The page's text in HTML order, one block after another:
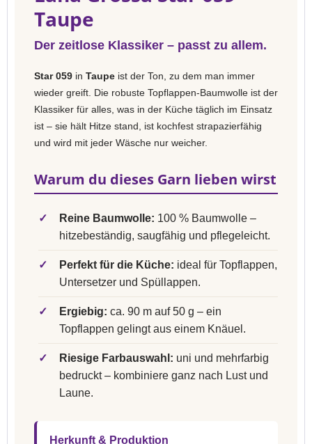
Taupe
Der zeitlose Klassiker – passt zu allem.
Star 059 in Taupe ist der Ton, zu dem man immer
wieder greift. Die robuste Topflappen-Baumwolle ist der
Klassiker für alles, was in der Küche täglich im Einsatz
ist – sie hält Hitze stand, ist kochfest strapazierfähig
und wird mit jeder Wäsche nur weicher.
Warum du dieses Garn lieben wirst
✓ Reine Baumwolle: 100 % Baumwolle –
hitzebeständig, saugfähig und pflegeleicht.
✓ Perfekt für die Küche: ideal für Topflappen,
Untersetzer und Spüllappen.
✓ Ergiebig: ca. 90 m auf 50 g – ein
Topflappen gelingt aus einem Knäuel.
✓ Riesige Farbauswahl: uni und mehrfarbig
bedruckt – kombiniere ganz nach Lust und
Laune.
Herkunft & Produktion